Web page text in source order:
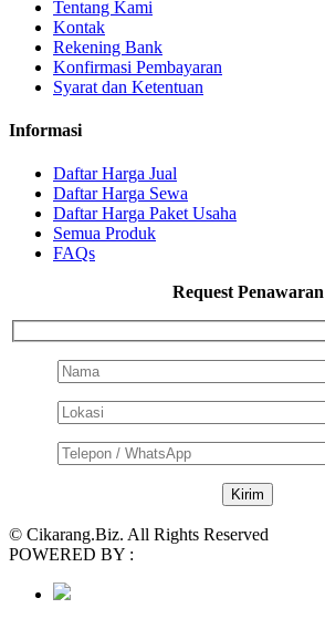
Tentang Kami
Kontak
Rekening Bank
Konfirmasi Pembayaran
Syarat dan Ketentuan
Informasi
Daftar Harga Jual
Daftar Harga Sewa
Daftar Harga Paket Usaha
Semua Produk
FAQs
Request Penawaran
© Cikarang.Biz. All Rights Reserved
POWERED BY :